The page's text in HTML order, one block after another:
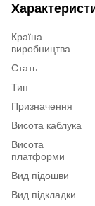
Країна
виробництва
Стать
Тип
Призначення
Висота каблука
Висота
платформи
Вид підошви
Вид підкладки